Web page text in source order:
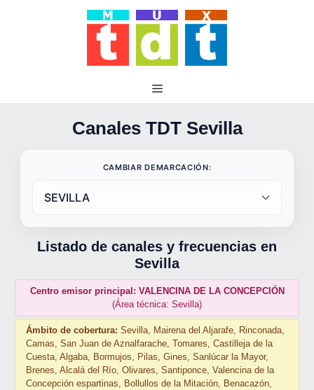
Canales TDT Sevilla
CAMBIAR DEMARCACIÓN:
Listado de canales y frecuencias en
Sevilla
Centro emisor principal: VALENCINA DE LA CONCEPCIÓN
(Área técnica: Sevilla)
Ámbito de cobertura: Sevilla, Mairena del Aljarafe, Rinconada,
Camas, San Juan de Aznalfarache, Tomares, Castilleja de la
Cuesta, Algaba, Bormujos, Pilas, Gines, Sanlúcar la Mayor,
Brenes, Alcalá del Río, Olivares, Santiponce, Valencina de la
Concepción espartinas, Bollullos de la Mitación, Benacazón,